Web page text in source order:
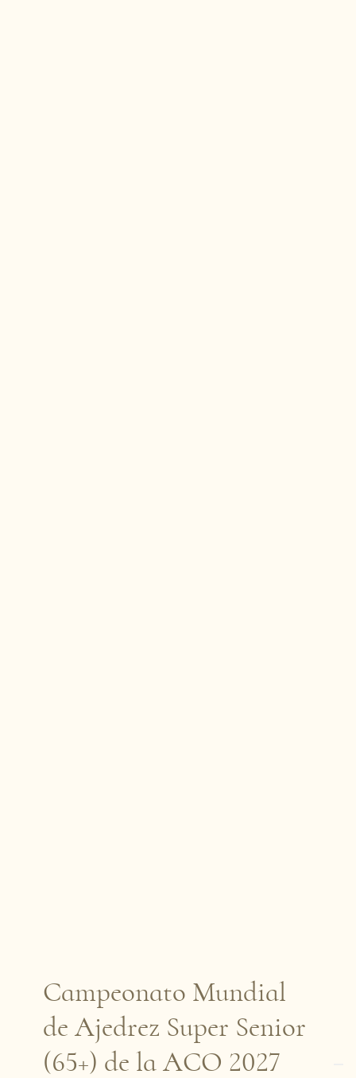
Campeonato Mundial
de Ajedrez Super Senior
(65+) de la ACO 2027